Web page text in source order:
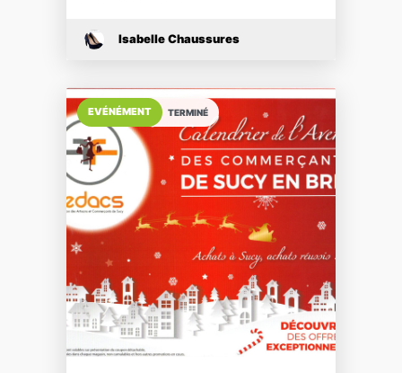
Isabelle Chaussures
TERMINÉ
EVÉNÉMENT